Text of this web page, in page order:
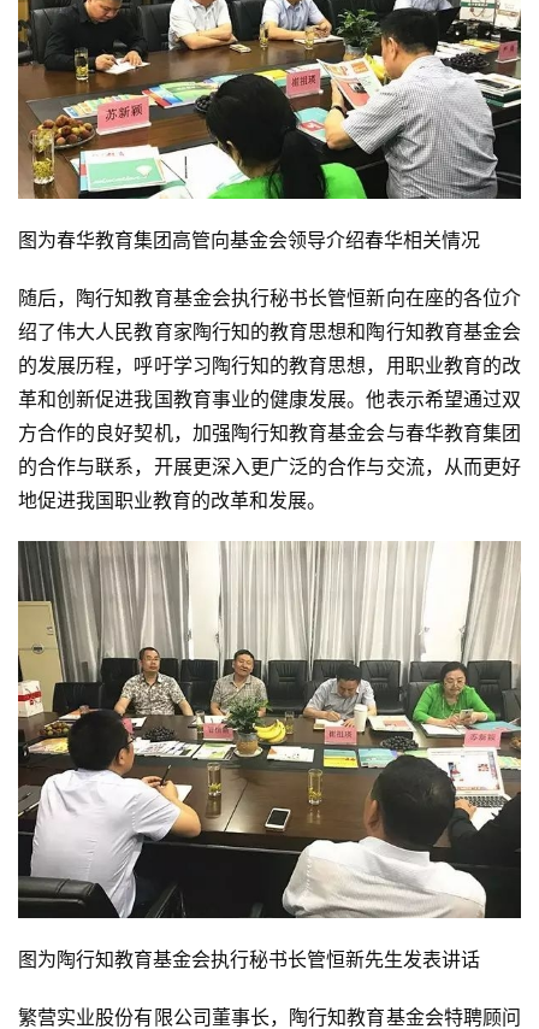
图为春华教育集团高管向基金会领导介绍春华相关情况
随后，陶行知教育基金会执行秘书长管恒新向在座的各位介
绍了伟大人民教育家陶行知的教育思想和陶行知教育基金会
的发展历程，呼吁学习陶行知的教育思想，用职业教育的改
革和创新促进我国教育事业的健康发展。他表示希望通过双
方合作的良好契机，加强陶行知教育基金会与春华教育集团
的合作与联系，开展更深入更广泛的合作与交流，从而更好
地促进我国职业教育的改革和发展。
图为陶行知教育基金会执行秘书长管恒新先生发表讲话
繁营实业股份有限公司董事长，陶行知教育基金会特聘顾问